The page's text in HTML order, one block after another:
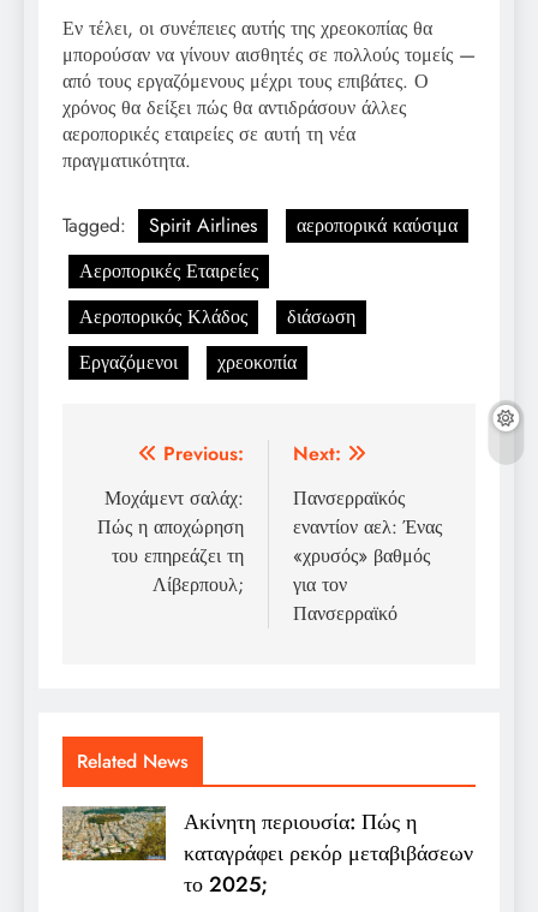
Εν τέλει, οι συνέπειες αυτής της χρεοκοπίας θα
μπορούσαν να γίνουν αισθητές σε πολλούς τομείς —
από τους εργαζόμενους μέχρι τους επιβάτες. Ο
χρόνος θα δείξει πώς θα αντιδράσουν άλλες
αεροπορικές εταιρείες σε αυτή τη νέα
πραγματικότητα.
Tagged: Spirit Airlines
αεροπορικά καύσιμα
Αεροπορικές Εταιρείες
Αεροπορικός Κλάδος
διάσωση
Εργαζόμενοι
χρεοκοπία
Post
navigation
Previous:
Μοχάμεντ σαλάχ:
Πώς η αποχώρηση
του επηρεάζει τη
Λίβερπουλ;
Next:
Πανσερραϊκός
εναντίον αελ: Ένας
«χρυσός» βαθμός
για τον
Πανσερραϊκό
Related News
Ακίνητη περιουσία: Πώς η
καταγράφει ρεκόρ μεταβιβάσεων
το 2025;